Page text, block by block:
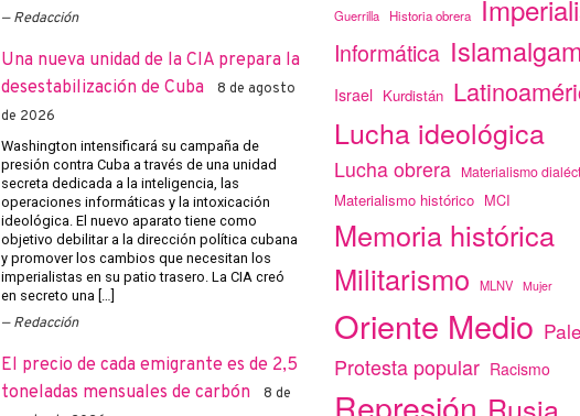
Redacción
Una nueva unidad de la CIA prepara la
desestabilización de Cuba
8 de agosto
de 2026
Washington intensificará su campaña de
presión contra Cuba a través de una unidad
secreta dedicada a la inteligencia, las
operaciones informáticas y la intoxicación
ideológica. El nuevo aparato tiene como
objetivo debilitar a la dirección política cubana
y promover los cambios que necesitan los
imperialistas en su patio trasero. La CIA creó
en secreto una […]
Redacción
El precio de cada emigrante es de 2,5
toneladas mensuales de carbón
8 de
Guerrilla Historia obrera
Informática
Israel Kurdistán
Lucha ideológica
Lucha obrera Materialismo
Materialismo histórico MCI
Memoria histórica
Militarismo
MLNV Mujer
Oriente Medio
Protesta popular Racismo
Represión